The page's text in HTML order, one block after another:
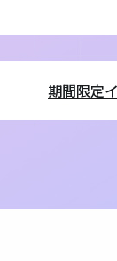
期間限定